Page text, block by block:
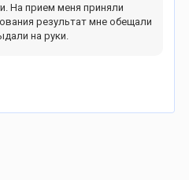
На прием меня приняли
результат мне обещали
на руки.